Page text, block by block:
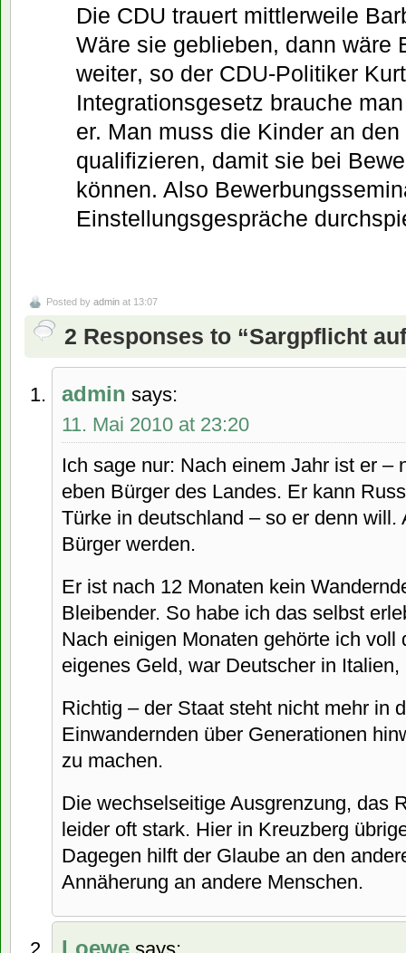
Die CDU trauert mittlerweile
Wäre sie geblieben, dann wäre
weiter, so der CDU-Politiker
Integrationsgesetz brauche
er. Man muss die Kinder an
qualifizieren, damit sie bei
können. Also
Einstellungsgespräche
Posted by admin at 13:07
2 Responses to “Sargpflicht
admin says:
11. Mai 2010 at 23:20
Ich sage nur: Nach einem Jahr ist er –
eben Bürger des Landes. Er kann
Türke in deutschland – so er denn
Bürger werden.
Er ist nach 12 Monaten kein
Bleibender. So habe ich das selbst
Nach einigen Monaten gehörte ich voll
eigenes Geld, war Deutscher in
Richtig – der Staat steht nicht mehr in
Einwandernden über Generationen
zu machen.
Die wechselseitige Ausgrenzung, das
leider oft stark. Hier in Kreuzberg
Dagegen hilft der Glaube an den
Annäherung an andere Menschen.